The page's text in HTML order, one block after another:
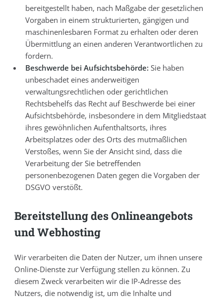
bereitgestellt haben, nach Maßgabe der gesetzlichen
Vorgaben in einem strukturierten, gängigen und
maschinenlesbaren Format zu erhalten oder deren
Übermittlung an einen anderen Verantwortlichen zu
fordern.
Beschwerde bei Aufsichtsbehörde: Sie haben
unbeschadet eines anderweitigen
verwaltungsrechtlichen oder gerichtlichen
Rechtsbehelfs das Recht auf Beschwerde bei einer
Aufsichtsbehörde, insbesondere in dem Mitgliedstaat
ihres gewöhnlichen Aufenthaltsorts, ihres
Arbeitsplatzes oder des Orts des mutmaßlichen
Verstoßes, wenn Sie der Ansicht sind, dass die
Verarbeitung der Sie betreffenden
personenbezogenen Daten gegen die Vorgaben der
DSGVO verstößt.
Bereitstellung des Onlineangebots
und Webhosting
Wir verarbeiten die Daten der Nutzer, um ihnen unsere
Online-Dienste zur Verfügung stellen zu können. Zu
diesem Zweck verarbeiten wir die IP-Adresse des
Nutzers, die notwendig ist, um die Inhalte und